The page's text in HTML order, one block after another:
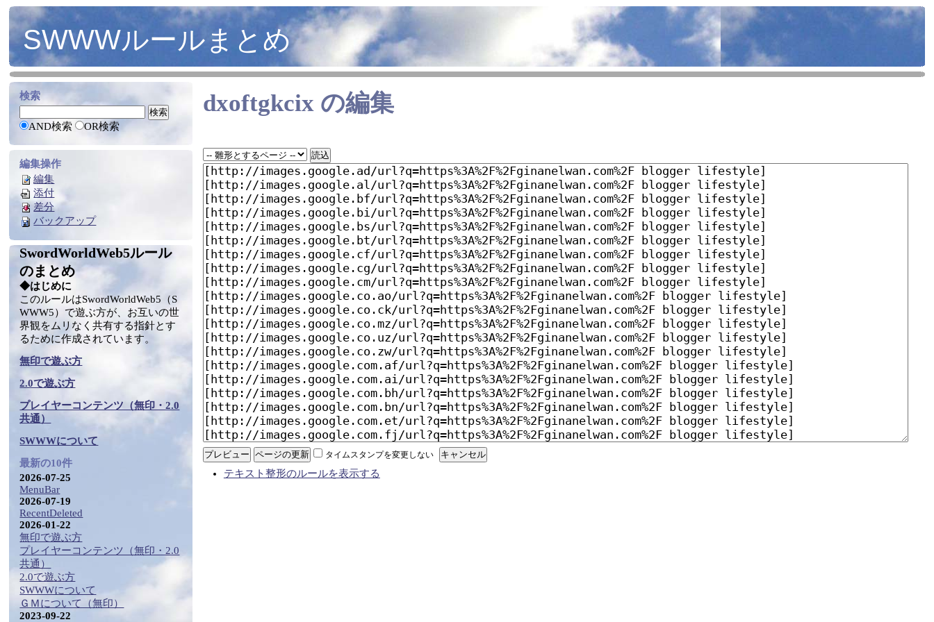
SWWWルールまとめ
dxoftgkcixの編集
タイムスタンプを変更しない
テキスト整形のルールを表示する
検索
AND検索 OR検索
編集操作
編集
添付
差分
バックアップ
SwordWorldWeb5ルール
のまとめ
◆はじめに
このルールはSwordWorldWeb5（S
WWW5）で遊ぶ方が、お互いの世
界観をムリなく共有する指針とす
るために作成されています。
無印で遊ぶ方
2.0で遊ぶ方
プレイヤーコンテンツ（無印・2.0
共通）
SWWWについて
最新の10件
2026-07-25
MenuBar
2026-07-19
RecentDeleted
2026-01-22
無印で遊ぶ方
プレイヤーコンテンツ（無印・2.0
共通）
2.0で遊ぶ方
SWWWについて
ＧＭについて（無印）
2023-09-22